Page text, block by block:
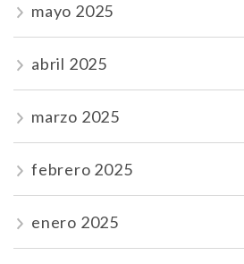
mayo 2025
abril 2025
marzo 2025
febrero 2025
enero 2025